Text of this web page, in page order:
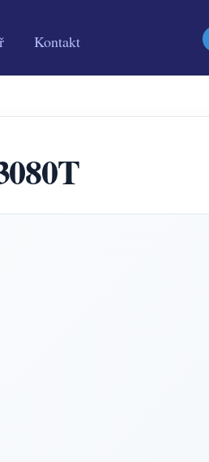
Kontakt